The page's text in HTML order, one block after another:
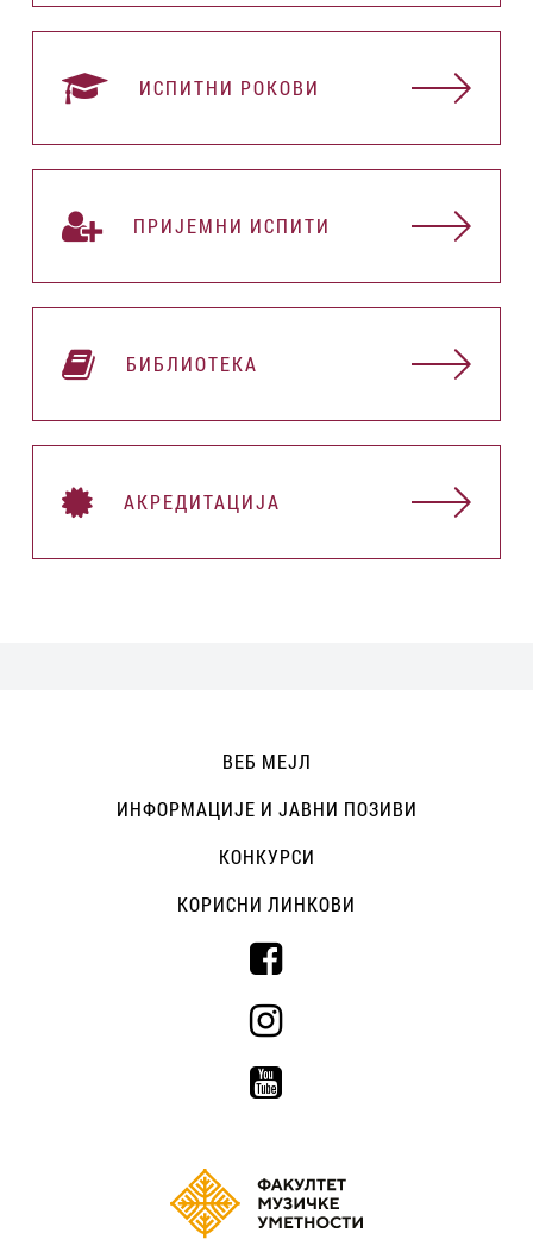
ИСПИТНИ РОКОВИ
ПРИЈЕМНИ ИСПИТИ
БИБЛИОТЕКА
АКРЕДИТАЦИЈА
ВЕБ МЕЈЛ
ИНФОРМАЦИЈЕ И ЈАВНИ ПОЗИВИ
КОНКУРСИ
КОРИСНИ ЛИНКОВИ